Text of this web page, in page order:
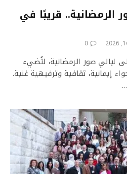
الرمضانية.. قريبًا في
0
ليالي صور الرمضانية، لتُضيء
إيمانية، ثقافية وترفيهية غنية.